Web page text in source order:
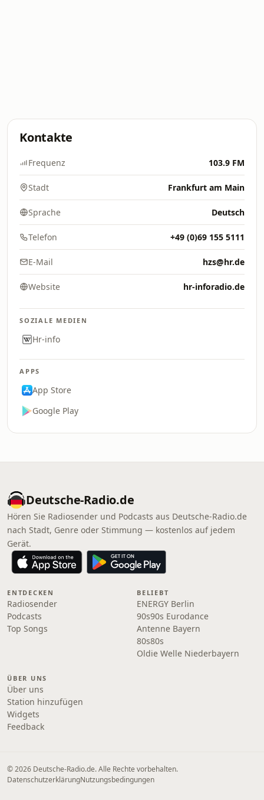
Kontakte
Frequenz 103.9 FM
Stadt Frankfurt am Main
Sprache Deutsch
Telefon +49 (0)69 155 5111
E-Mail hzs@hr.de
Website hr-inforadio.de
SOZIALE MEDIEN
Hr-info
APPS
App Store
Google Play
Deutsche-Radio.de
Hören Sie Radiosender und Podcasts aus Deutsche-Radio.de
nach Stadt, Genre oder Stimmung — kostenlos auf jedem
Gerät.
ENTDECKEN
Radiosender
Podcasts
Top Songs
BELIEBT
ENERGY Berlin
90s90s Eurodance
Antenne Bayern
80s80s
Oldie Welle Niederbayern
ÜBER UNS
Über uns
Station hinzufügen
Widgets
Feedback
© 2026 Deutsche-Radio.de. Alle Rechte vorbehalten.
DatenschutzerklärungNutzungsbedingungen